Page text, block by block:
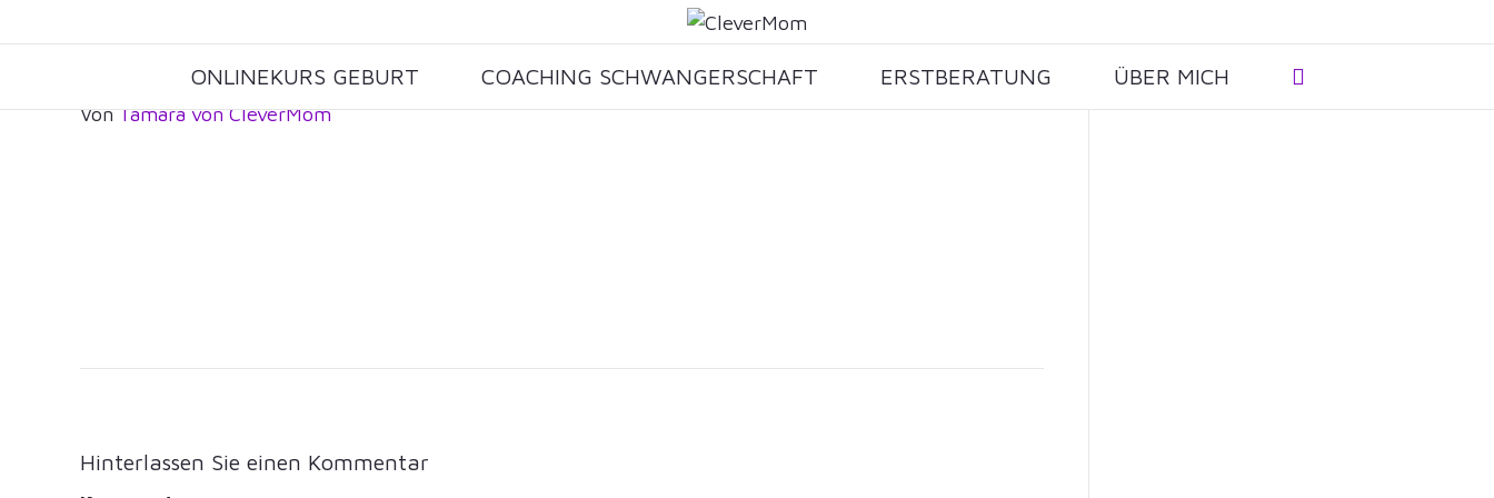
ONLINEKURS GEBURT COACHING SCHWANGERSCHAFT ERSTBERATUNG ÜBER MICH
baclground web
VonTamara von CleverMom
Hinterlassen Sie einen Kommentar
Deine schöne & angstfreie